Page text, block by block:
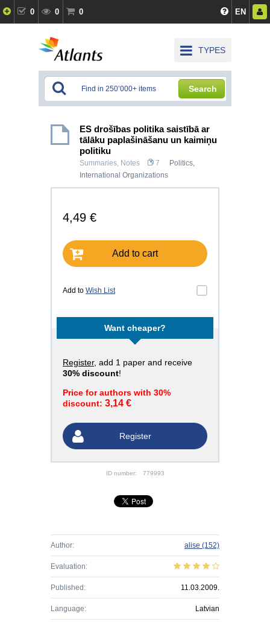
0 0 0 EN
TYPES
Search
ES drošības politika saistībā ar
tālāku paplašināšanu un kaimiņu
politiku
Summaries, Notes 7 Politics,
International Organizations
4,49 €
Add to cart
Add to Wish List
Want cheaper?
Register, add 1 paper and receive
30% discount!
Price for authors with 30%
discount: 3,14 €
Register
ID number: 779993
Author: alise (152)
Evaluation:
Published: 11.03.2009.
Language: Latvian